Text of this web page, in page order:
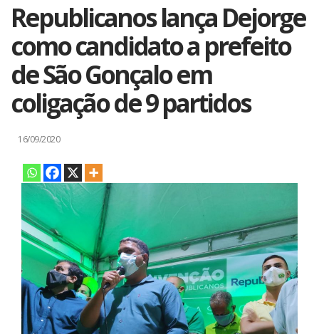
Republicanos lança Dejorge
como candidato a prefeito
de São Gonçalo em
coligação de 9 partidos
16/09/2020